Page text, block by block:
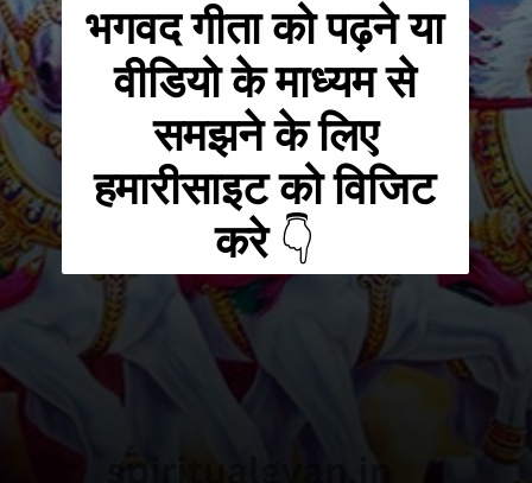
भगवद गीता को पढ़ने या
वीडियो के माध्यम से
समझने के लिए
हमारीसाइट को विजिट
करे 👇